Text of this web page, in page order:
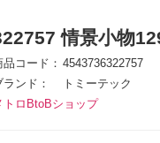
情景小物
品コード
4543736322757
ランド
トミーテック
トロBtoBショップ